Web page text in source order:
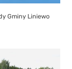
Gminy Liniewo